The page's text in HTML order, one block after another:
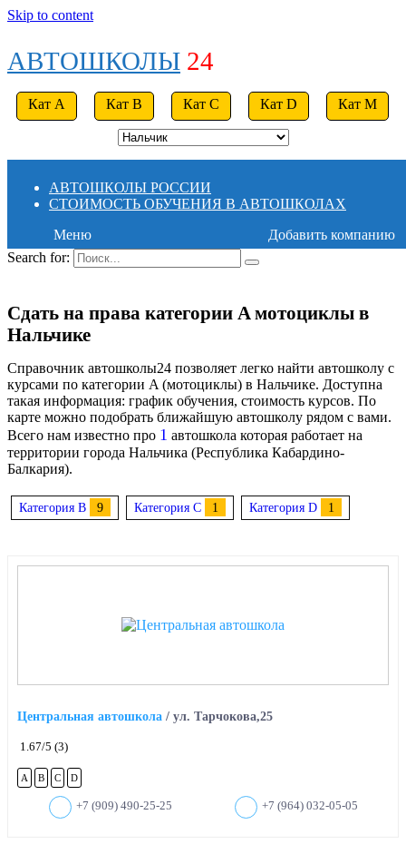
Skip to content
АВТОШКОЛЫ 24
Кат A Кат B Кат C Кат D Кат M
АВТОШКОЛЫ РОССИИ
СТОИМОСТЬ ОБУЧЕНИЯ В АВТОШКОЛАХ
Меню
Добавить компанию
Search for:
Сдать на права категории A мотоциклы в
Нальчике
Справочник автошколы24 позволяет легко найти автошколу с
курсами по категории A (мотоциклы) в Нальчике. Доступна
такая информация: график обучения, стоимость курсов. По
карте можно подобрать ближайшую автошколу рядом с вами.
Всего нам известно про 1 автошкола которая работает на
территории города Нальчика (Республика Кабардино-
Балкария).
Категория B 9 Категория C 1 Категория D 1
Центральная автошкола / ул. Тарчокова,25
1.67/5 (3)
A B C D
+7 (909) 490-25-25 +7 (964) 032-05-05